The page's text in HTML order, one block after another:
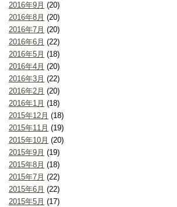
2016年9月 (20)
2016年8月 (20)
2016年7月 (20)
2016年6月 (22)
2016年5月 (18)
2016年4月 (20)
2016年3月 (22)
2016年2月 (20)
2016年1月 (18)
2015年12月 (18)
2015年11月 (19)
2015年10月 (20)
2015年9月 (19)
2015年8月 (18)
2015年7月 (22)
2015年6月 (22)
2015年5月 (17)